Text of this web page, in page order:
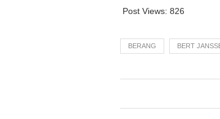
Post Views: 826
BERANG BERT